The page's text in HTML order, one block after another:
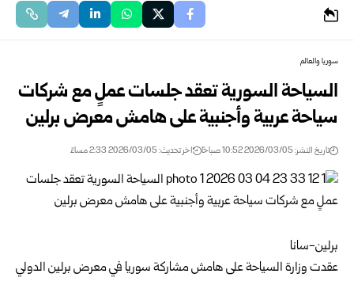
سوريا والعالم
السياحة السورية تعقد جلسات عملٍ مع شركات
سياحة عربية وأجنبية على هامش معرض برلين
تاريخ النشر: 2026/03/05 10:52 صباحًا اخر تحديث: 2026/03/05 2:33 مساءً
برلين-سانا
عقدتوزارة السياحةعلى هامش مشاركة سوريا في معرض برلين الدولي